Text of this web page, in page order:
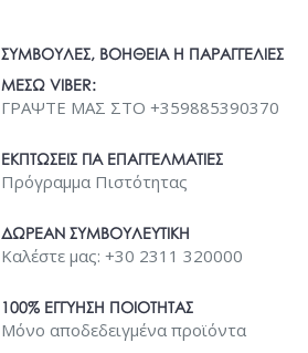
ΣΥΜΒΟΥΛΕΣ, ΒΟΗΘΕΙΑ Η ΠΑΡΑΓΓΕΛΙΕΣ
ΜΕΣΩ VIBER:
ΓΡΑΨΤΕ ΜΑΣ ΣΤΟ +359885390370
ΕΚΠΤΩΣΕΙΣ ΓΙΑ ΕΠΑΓΓΕΛΜΑΤΙΕΣ
Πρόγραμμα Πιστότητας
ΔΩΡΕΑΝ ΣΥΜΒΟΥΛΕΥΤΙΚΗ
Καλέστε μας: +30 2311 320000
100% ΕΓΓΥΗΣΗ ΠΟΙΟΤΗΤΑΣ
Μόνο αποδεδειγμένα προϊόντα